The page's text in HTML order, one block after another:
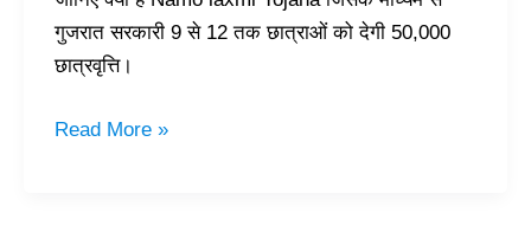
गुजरात सरकारी 9 से 12 तक छात्राओं को देगी 50,000
छात्रवृत्ति।
Read More »